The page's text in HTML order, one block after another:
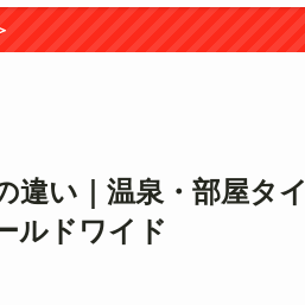
違い｜温泉・部屋タイ
ルドワイド